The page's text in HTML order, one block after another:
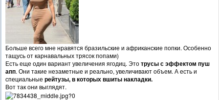
Больше всего мне нравятся бразильские и африканские попки. Особенно
тащусь от карнавальных трясок попами)
Есть еще один вариант увеличения ягодиц. Этотрусы с эффектом пуш
апп. Они такие незаметные и реально, увеличивают объем. А есть и
специальные рейтузы, в которых вшиты накладки.
Вот так они выглядят.